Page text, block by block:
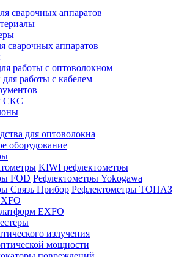
сварочных аппаратов
сварочных аппаратов
работы с оптоволокном
работы с кабелем
СКС
для оптоволокна
оборудование
KIWI рефлектометры
FOD Рефлектометры Yokogawa
Связь Прибор Рефлектометры ТОПАЗ
EXFO
излучения
мощности